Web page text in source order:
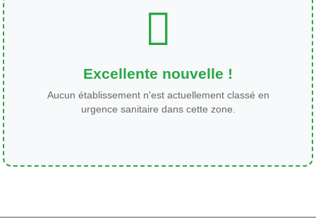
Excellente nouvelle !
Aucun établissement n'est actuellement classé en
urgence sanitaire dans cette zone.